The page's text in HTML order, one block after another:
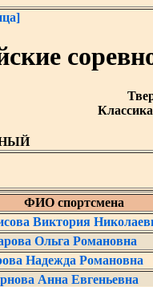
ФИО спортсмена
Виктория
Ольга Романовна
Надежда Романовна
Анна Евгеньевна